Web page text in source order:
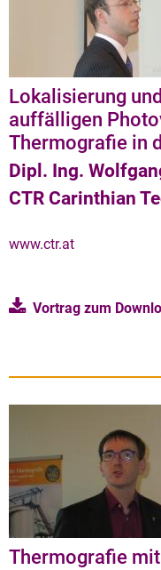
Lokalisierung
auffälligen
Thermografie in
Dipl. Ing.
CTR Carinthian
www.ctr.at
Vortrag zum
Thermografie